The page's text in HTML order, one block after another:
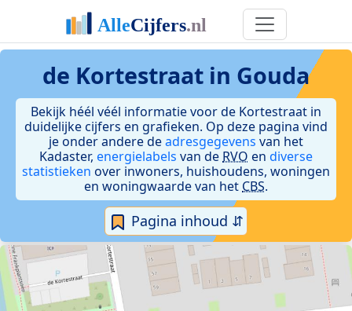
de Kortestraat in Gouda
Bekijk héél véél informatie voor de Kortestraat in
duidelijke cijfers en grafieken. Op deze pagina vind
je onder andere deadresgegevens van het
Kadaster, energielabels van de RVO en diverse
statistieken over inwoners, huishoudens, woningen
en woningwaarde van het CBS.
Pagina inhoud ⇵